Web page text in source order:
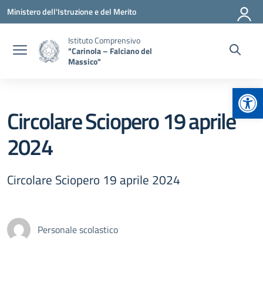
Vai ai contenuti
Vai al menu di navigazione
Vai al footer
Ministero dell'Istruzione e del Merito
Istituto Comprensivo
"Carinola – Falciano del
Massico"
Circolare Sciopero 19 aprile
2024
Circolare Sciopero 19 aprile 2024
Personale scolastico